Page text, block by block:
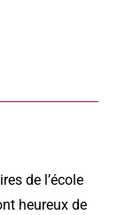
de l’école
heureux de